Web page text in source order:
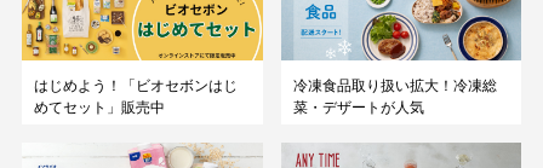
はじめよう！「ビオセボンはじ
めてセット」販売中
冷凍食品取り扱い拡大！冷凍総
菜・デザートが人気